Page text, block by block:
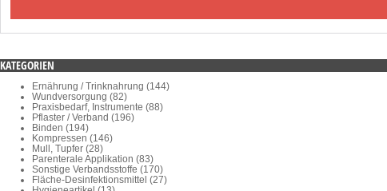
KATEGORIEN
Ernährung / Trinknahrung (144)
Wundversorgung (82)
Praxisbedarf, Instrumente (88)
Pflaster / Verband (196)
Binden (194)
Kompressen (146)
Mull, Tupfer (28)
Parenterale Applikation (83)
Sonstige Verbandsstoffe (170)
Fläche-Desinfektionsmittel (27)